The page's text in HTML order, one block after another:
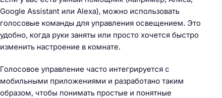
Google Assistant или Alexa), можно использовать
голосовые команды для управления освещением. Это
удобно, когда руки заняты или просто хочется быстро
изменить настроение в комнате.
Голосовое управление часто интегрируется с
мобильными приложениями и разработано таким
образом, чтобы понимать простые и понятные